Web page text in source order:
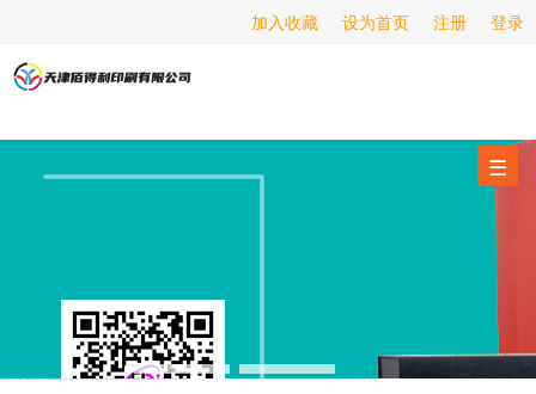
登录
注册
设为首页
加入收藏
☰
海报印刷
服务项目
新闻动态
关于我们